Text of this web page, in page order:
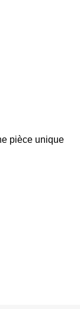
pièce unique